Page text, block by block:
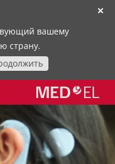
✕
вашему
страну.